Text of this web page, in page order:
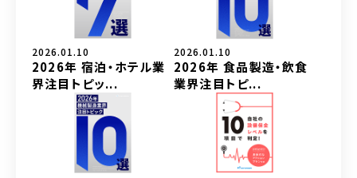
2026.01.10
2026年 宿泊・ホテル業
界注目トピッ...
2026.01.10
2026年 食品製造・飲食
業界注目トピ...